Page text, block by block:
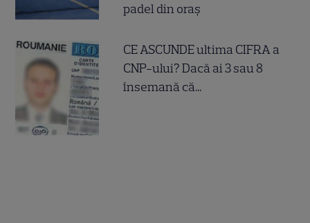
padel din oraș
CE ASCUNDE ultima CIFRA a
CNP-ului? Dacă ai 3 sau 8
însemană că...